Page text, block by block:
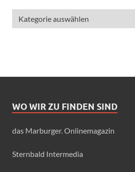
WO WIR ZU FINDEN SIND
das Marburger. Onlinemagazin
Sternbald Intermedia